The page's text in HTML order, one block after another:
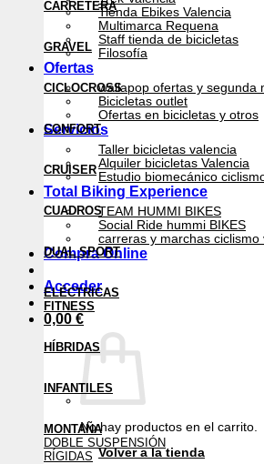
Tienda Ebikes Valencia
Multimarca Requena
Staff tienda de bicicletas
Filosofía
Ofertas
wallapop ofertas y segunda
Bicicletas outlet
Ofertas en bicicletas y otros
Servicios
Taller bicicletas valencia
Alquiler bicicletas Valencia
Estudio biomecánico
Total Biking Experience
TEAM HUMMI BIKES
Social Ride hummi BIKES
carreras y marchas ciclismo
Compra Online
Acceder
0,00 €
No hay productos en el carrito.
Volver a la tienda
CARRETERA
GRAVEL
CICLOCROSS
CONFORT
CRUISER
CUADROS
DUAL SPORT
ELÉCTRICAS
FITNESS
HÍBRIDAS
INFANTILES
MONTAÑA
DOBLE SUSPENSIÓN
RÍGIDAS